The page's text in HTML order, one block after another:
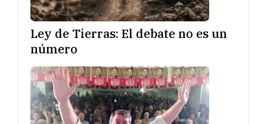
Ley de Tierras: El debate no es un
número